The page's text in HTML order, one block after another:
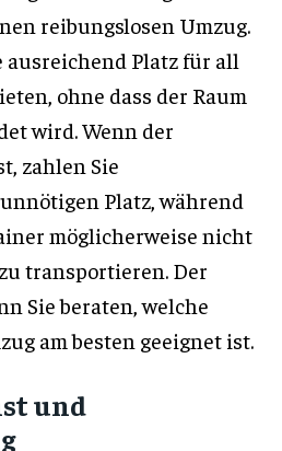
reibungslosen Umzug.
Platz für all
ohne dass der Raum
wird. Wenn der
zahlen Sie
Platz, während
möglicherweise nicht
transportieren. Der
Sie beraten, welche
am besten geeignet ist.
und